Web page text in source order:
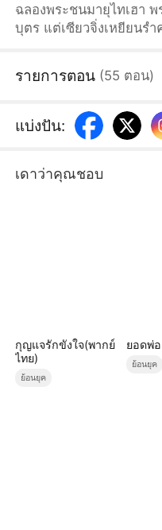
ฉลองพระชนมายุไทเฮา พ
บุตร แต่เซียวจิ่งเหยียนร
กับฮ่องเต้สมัยเยาว์วัยรา
น้อยเป็นสายเลือดของตน
จริง ทว่าเพื่อปกป้องลูกช
รายการตอน (55 ตอน)
แบ่งปัน:
เดาว่าคุณชอบ
กุญแจรักขังใจ(พากย์
ไทย)
ย้อนยุค
ยอดพ่
ย้อนยุค